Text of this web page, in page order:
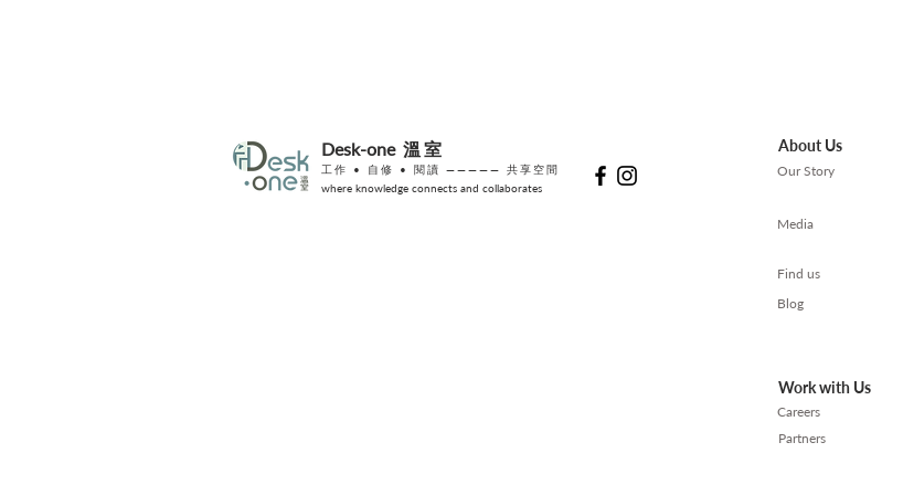
Desk-one溫室
工作 • 自修
• 閱讀 ————— 共享空間
where knowledge connects and collaborates
About Us
Our Story
Media
Find us
Blog
Work with Us
Careers
Partners